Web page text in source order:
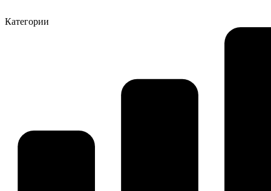
Категории